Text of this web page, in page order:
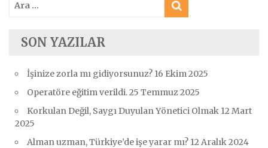
SON YAZILAR
İşinize zorla mı gidiyorsunuz? 16 Ekim 2025
Operatöre eğitim verildi.25 Temmuz 2025
Korkulan Değil, Saygı Duyulan Yönetici Olmak 12 Mart
2025
Alman uzman, Türkiye’de işe yarar mı? 12 Aralık 2024